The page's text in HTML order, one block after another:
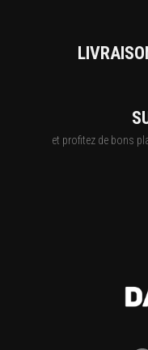
et profitez de bons